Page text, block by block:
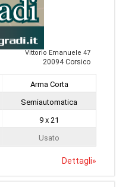
Vittorio Emanuele 47
20094 Corsico
Arma Corta
Semiautomatica
9 x 21
Usato
Dettagli»